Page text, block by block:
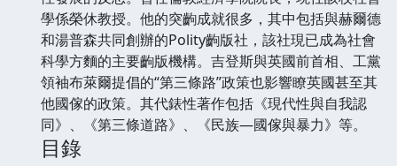
學係榮休教授。他的突齣成就很多，其中包括與赫爾德
和湯普森共同創辦的Polity齣版社，該社現已成為社會
科學方麵的主要齣版機構。吉登斯與英國前首相、工黨
領袖布萊爾提倡的“第三條路”政策也影響瞭英國甚至其
他國傢的政策。其代錶性著作包括《現代性與自我認
同》、《第三條道路》、《民族—國傢與暴力》等。
目錄